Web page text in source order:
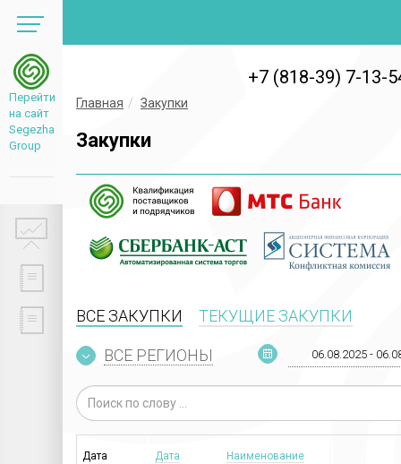
Перейти
на сайт
Segezha
Group
+7 (818-39) 7-13-
Главная Закупки
Закупки
ВСЕ ЗАКУПКИ ТЕКУЩИЕ ЗАКУПКИ
ВСЕ РЕГИОНЫ
Дата
Дата
Наименование